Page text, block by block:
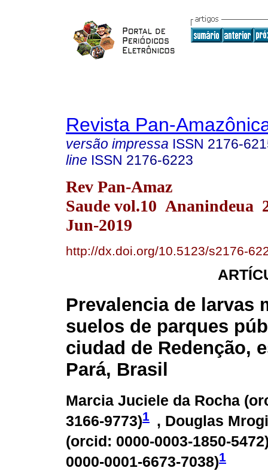
Revista Pan-
versão impressa ISSN 2176-
line ISSN 2176-6223
Rev Pan-Amaz
Saude vol.10 Ananindeua
Jun-2019
http://dx.doi.org/10.5123/s2176-
Prevalencia de larvas
suelos de parques
ciudad de Redenção,
Pará, Brasil
Marcia Juciele da Rocha (
3166-9773)1 , Douglas
(orcid: 0000-0003-1850-5472
0000-0001-6673-7038)1